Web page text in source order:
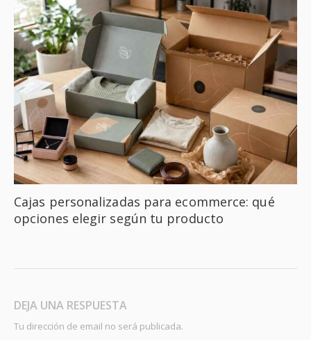
Cajas personalizadas para ecommerce: qué
opciones elegir según tu producto
DEJA UNA RESPUESTA
Tu dirección de email no será publicada.